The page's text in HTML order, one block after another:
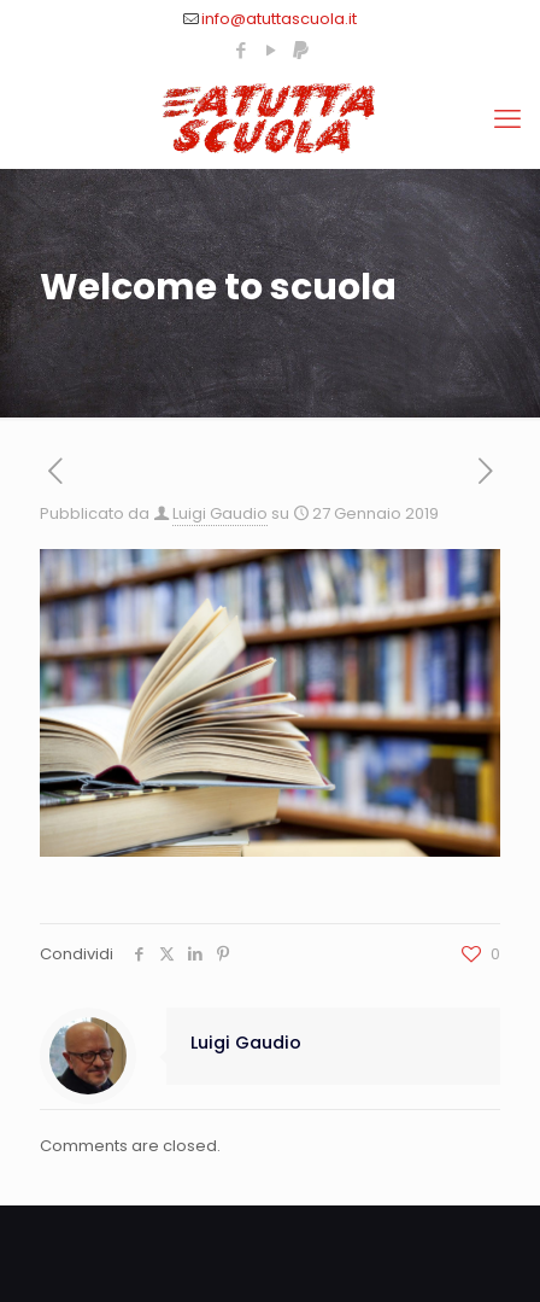
info@atuttascuola.it
Welcome to scuola
Pubblicato da Luigi Gaudio su 27 Gennaio 2019
Condividi 0
Luigi Gaudio
Comments are closed.